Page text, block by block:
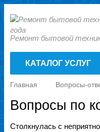
Ремонт бытовой
КАТАЛОГ УСЛУГ
Главная Вопросы-
Вопросы по
Столкнулась с